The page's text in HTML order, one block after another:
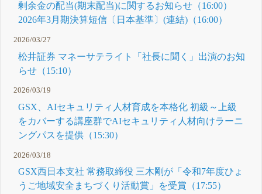
剰余金の配当(期末配当)に関するお知らせ（16:00）
2026年3月期決算短信〔日本基準〕(連結)（16:00）
2026/03/27
松井証券 マネーサテライト「社長に聞く」出演のお知
らせ（15:10）
2026/03/19
GSX、AIセキュリティ人材育成を本格化 初級～上級
をカバーする講座群でAIセキュリティ人材向けラーニ
ングパスを提供（15:30）
2026/03/18
GSX西日本支社 常務取締役 三木剛が「令和7年度ひょ
うご地域安全まちづくり活動賞」を受賞（17:55）